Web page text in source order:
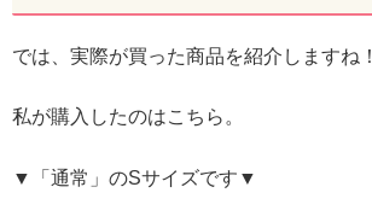
では、実際が買った商品を紹介しますね！
私が購入したのはこちら。
▼「通常」のSサイズです▼